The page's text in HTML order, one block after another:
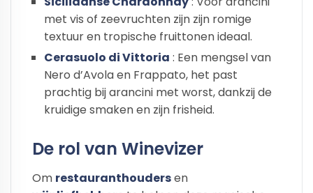
met vis of zeevruchten zijn zijn romige
textuur en tropische fruittonen ideaal.
Cerasuolo di Vittoria : Een mengsel van
Nero d’Avola en Frappato, het past
prachtig bij arancini met worst, dankzij de
kruidige smaken en zijn frisheid.
De rol van Winevizer
Om restauranthoudersen